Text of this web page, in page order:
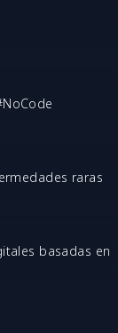
raras
basadas en